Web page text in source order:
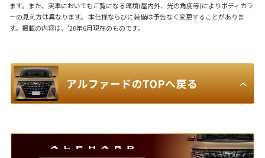
ます。また、実車においてもご覧になる環境(屋内外、光の角度等)によりボディカラ
ーの見え方は異なります。 本仕様ならびに装備は予告なく変更することがありま
す。掲載の内容は、'26年6月現在のものです。